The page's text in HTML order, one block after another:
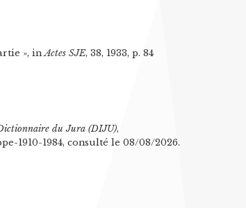
», inActes SJE, 38, 1933, p. 84
du Jura (DIJU),
1910-1984, consulté le 08/08/2026.